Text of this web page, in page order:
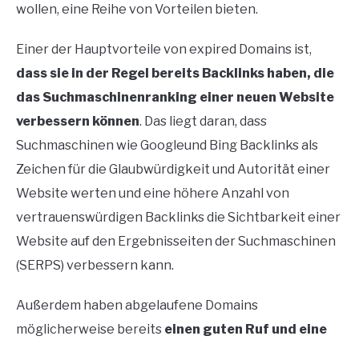
wollen, eine Reihe von Vorteilen bieten.
Einer der Hauptvorteile von expired Domains ist,
dass sie in der Regel bereits Backlinks haben, die
das Suchmaschinenranking einer neuen Website
verbessern können. Das liegt daran, dass
Suchmaschinen wie Googleund Bing Backlinks als
Zeichen für die Glaubwürdigkeit und Autorität einer
Website werten und eine höhere Anzahl von
vertrauenswürdigen Backlinks die Sichtbarkeit einer
Website auf den Ergebnisseiten der Suchmaschinen
(SERPS) verbessern kann.
Außerdem haben abgelaufene Domains
möglicherweise bereits einen guten Ruf und eine